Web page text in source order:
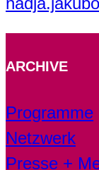
ARCHIVE
Programme
Netzwerk
Presse +